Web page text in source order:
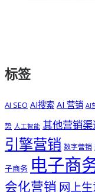
标签
AI SEO AI搜索 AI 营销 AI
势 人工智能 其他营销
引擎营销 数字营销
子商务 电子商
会化营销 网上